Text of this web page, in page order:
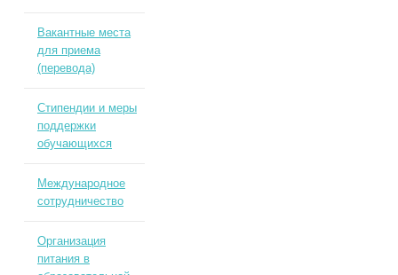
Вакантные места
для приема
(перевода)
Стипендии и меры
поддержки
обучающихся
Международное
сотрудничество
Организация
питания в